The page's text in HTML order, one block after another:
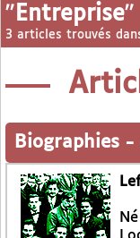
" Entreprise"
3 articles trouvés
Biographies -